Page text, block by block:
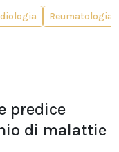
Reumatologia
predice
di malattie